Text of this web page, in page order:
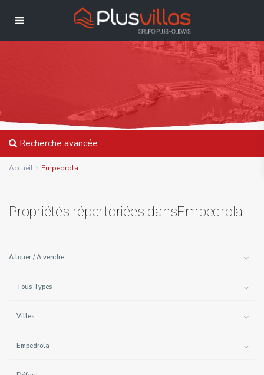
Recherche avancée
Accueil Empedrola
Propriétés répertoriées dansEmpedrola
A louer / A vendre
Tous Types
Villes
Empedrola